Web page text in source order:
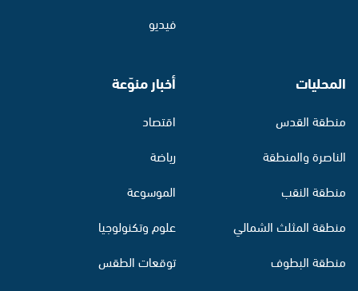
فيديو
المحليات
منطقة القدس
الناصرة والمنطقة
منطقة النقب
منطقة المثلث الشمالي
منطقة البطوف
أخبار منوّعة
اقتصاد
رياضة
الموسوعة
علوم وتكنولوجيا
توقعات الطقس